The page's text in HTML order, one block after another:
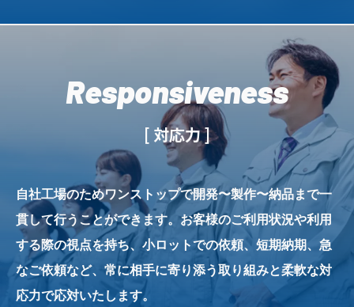
Responsiveness
[ 対応力 ]
自社工場のためワンストップで開発〜製作〜納品まで一
貫して行うことができます。お客様のご利用状況や利用
する際の視点を持ち、小ロットでの依頼、短期納期、急
なご依頼など、常に相手に寄り添う取り組みと柔軟な対
応力で応対いたします。